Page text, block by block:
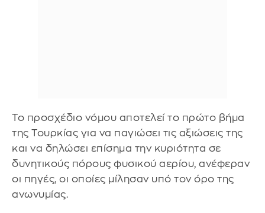
Το προσχέδιο νόμου αποτελεί το πρώτο βήμα
της Τουρκίας για να παγιώσει τις αξιώσεις της
και να δηλώσει επίσημα την κυριότητα σε
δυνητικούς πόρους φυσικού αερίου, ανέφεραν
οι πηγές, οι οποίες μίλησαν υπό τον όρο της
ανωνυμίας.